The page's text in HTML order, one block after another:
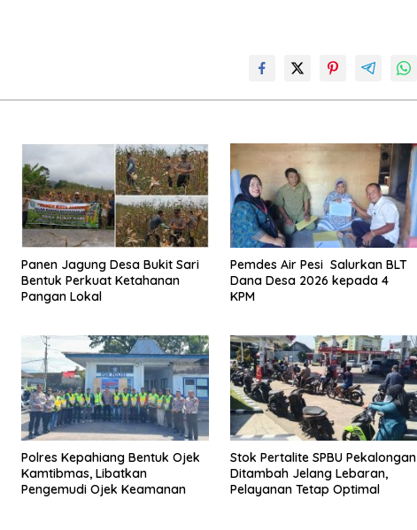
Panen Jagung Desa Bukit Sari
Bentuk Perkuat Ketahanan
Pangan Lokal
Pemdes Air Pesi Salurkan BLT
Dana Desa 2026 kepada 4
KPM
Polres Kepahiang Bentuk Ojek
Kamtibmas, Libatkan
Pengemudi Ojek Keamanan
Stok Pertalite SPBU Pekalongan
Ditambah Jelang Lebaran,
Pelayanan Tetap Optimal